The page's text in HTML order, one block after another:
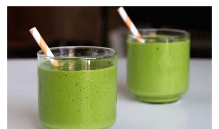
Thông Tin Cần Biết
phổ biến, khiến đôi bàn tay,
của chị em trở nên khô...